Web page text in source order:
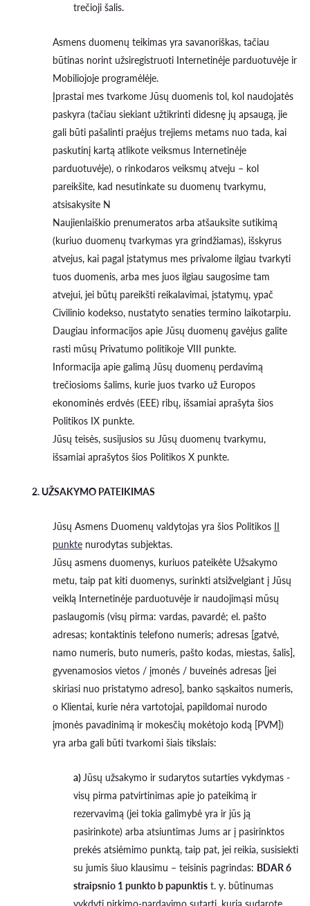
trečioji šalis.
Asmens duomenų teikimas yra savanoriškas, tačiau
būtinas norint užsiregistruoti Internetinėje parduotuvėje ir
Mobiliojoje programėlėje.
Įprastai mes tvarkome Jūsų duomenis tol, kol naudojatės
paskyra (tačiau siekiant užtikrinti didesnę jų apsaugą, jie
gali būti pašalinti praėjus trejiems metams nuo tada, kai
paskutinį kartą atlikote veiksmus Internetinėje
parduotuvėje), o rinkodaros veiksmų atveju – kol
pareikšite, kad nesutinkate su duomenų tvarkymu,
atsisakysite N
Naujienlaiškio prenumeratos arba atšauksite sutikimą
(kuriuo duomenų tvarkymas yra grindžiamas), išskyrus
atvejus, kai pagal įstatymus mes privalome ilgiau tvarkyti
tuos duomenis, arba mes juos ilgiau saugosime tam
atvejui, jei būtų pareikšti reikalavimai, įstatymų, ypač
Civilinio kodekso, nustatyto senaties termino laikotarpiu.
Daugiau informacijos apie Jūsų duomenų gavėjus galite
rasti mūsų Privatumo politikoje VIII punkte.
Informacija apie galimą Jūsų duomenų perdavimą
trečiosioms šalims, kurie juos tvarko už Europos
ekonominės erdvės (EEE) ribų, išsamiai aprašyta šios
Politikos IX punkte.
Jūsų teisės, susijusios su Jūsų duomenų tvarkymu,
išsamiai aprašytos šios Politikos X punkte.
2. UŽSAKYMO PATEIKIMAS
Jūsų Asmens Duomenų valdytojas yra šios Politikos II
punkte nurodytas subjektas.
Jūsų asmens duomenys, kuriuos pateikėte Užsakymo
metu, taip pat kiti duomenys, surinkti atsižvelgiant į Jūsų
veiklą Internetinėje parduotuvėje ir naudojimąsi mūsų
paslaugomis (visų pirma: vardas, pavardė; el. pašto
adresas; kontaktinis telefono numeris; adresas [gatvė,
namo numeris, buto numeris, pašto kodas, miestas, šalis],
gyvenamosios vietos / įmonės / buveinės adresas [jei
skiriasi nuo pristatymo adreso], banko sąskaitos numeris,
o Klientai, kurie nėra vartotojai, papildomai nurodo
įmonės pavadinimą ir mokesčių mokėtojo kodą [PVM])
yra arba gali būti tvarkomi šiais tikslais:
a) Jūsų užsakymo ir sudarytos sutarties vykdymas -
visų pirma patvirtinimas apie jo pateikimą ir
rezervavimą (jei tokia galimybė yra ir jūs ją
pasirinkote) arba atsiuntimas Jums ar į pasirinktos
prekės atsiėmimo punktą, taip pat, jei reikia, susisiekti
su jumis šiuo klausimu – teisinis pagrindas: BDAR 6
straipsnio 1 punkto b papunktis t. y. būtinumas
vykdyti pirkimo-pardavimo sutartį, kurią sudarote